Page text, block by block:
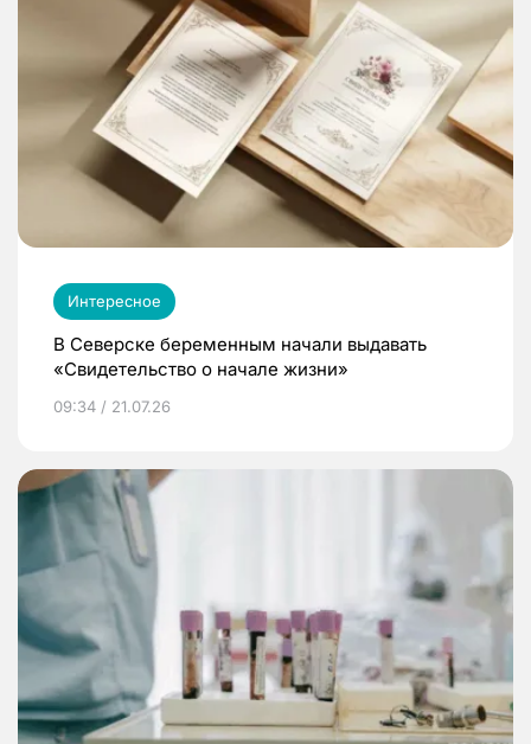
Интересное
В Северске беременным начали выдавать
«Свидетельство о начале жизни»
09:34 / 21.07.26